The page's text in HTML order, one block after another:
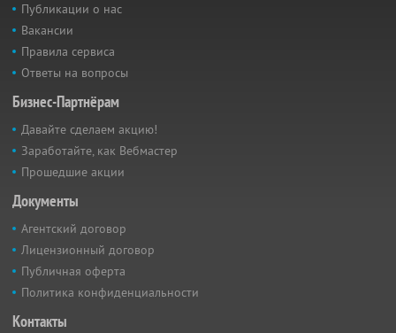
Публикации о нас
Вакансии
Правила сервиса
Ответы на вопросы
Бизнес-Партнёрам
Давайте сделаем акцию!
Заработайте, как Вебмастер
Прошедшие акции
Документы
Агентский договор
Лицензионный договор
Публичная оферта
Политика конфиденциальности
Контакты